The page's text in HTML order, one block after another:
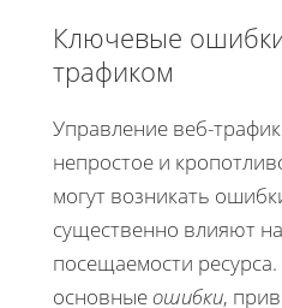
Ключевые
трафиком
Управление веб-
непростое и
могут возникать
существенно влияют
посещаемости
основныеошибки,